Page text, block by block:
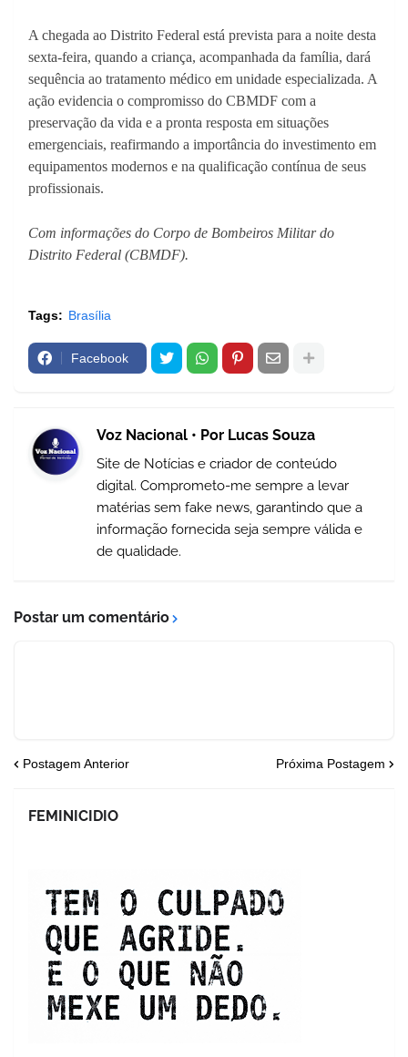
A chegada ao Distrito Federal está prevista para a noite desta
sexta-feira, quando a criança, acompanhada da família, dará
sequência ao tratamento médico em unidade especializada. A
ação evidencia o compromisso do CBMDF com a
preservação da vida e a pronta resposta em situações
emergenciais, reafirmando a importância do investimento em
equipamentos modernos e na qualificação contínua de seus
profissionais.
Com informações do Corpo de Bombeiros Militar do
Distrito Federal (CBMDF).
Tags: Brasília
Facebook
Voz Nacional • Por Lucas Souza
Site de Notícias e criador de conteúdo
digital. Comprometo-me sempre a levar
matérias sem fake news, garantindo que a
informação fornecida seja sempre válida e
de qualidade.
Postar um comentário
Postagem Anterior Próxima Postagem
FEMINICIDIO